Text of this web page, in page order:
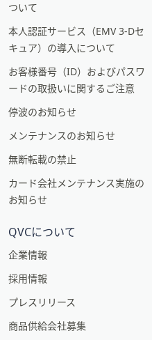
ついて
本人認証サービス（EMV 3-Dセ
キュア）の導入について
お客様番号（ID）およびパスワ
ードの取扱いに関するご注意
停波のお知らせ
メンテナンスのお知らせ
無断転載の禁止
カード会社メンテナンス実施の
お知らせ
QVCについて
企業情報
採用情報
プレスリリース
商品供給会社募集